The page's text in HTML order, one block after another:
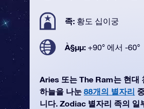
족: 황도 십이궁
À§µµ: +90° 에서 -60°
Aries 또는 The Ram는 현대
하늘을 나눈 88개의 별자리
니다. Zodiac 별자리 족의 일